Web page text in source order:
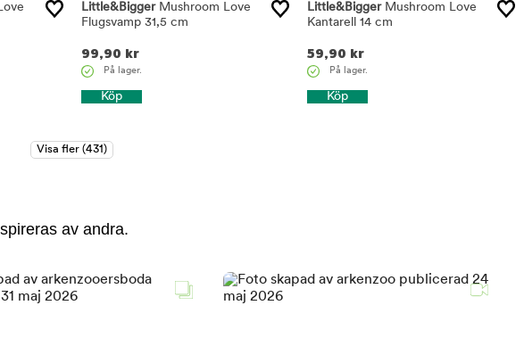
Little&BiggerMushroom Love
Flugsvamp 31,5 cm
99,90 kr
På lager.
Köp
Little&BiggerMushroom Love
Kantarell 14 cm
59,90 kr
På lager.
Köp
av andra.